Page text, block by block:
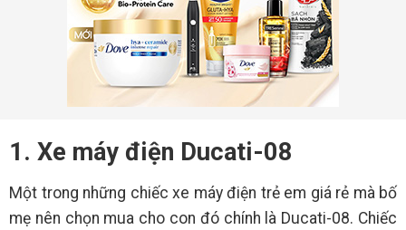
1. Xe máy điện Ducati-08
Một trong những chiếc xe máy điện trẻ em giá rẻ mà bố
mẹ nên chọn mua cho con đó chính là Ducati-08. Chiếc